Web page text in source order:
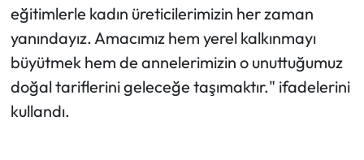
eğitimlerle kadın üreticilerimizin her zaman
yanındayız. Amacımız hem yerel kalkınmayı
büyütmek hem de annelerimizin o unuttuğumuz
doğal tariflerini geleceğe taşımaktır." ifadelerini
kullandı.